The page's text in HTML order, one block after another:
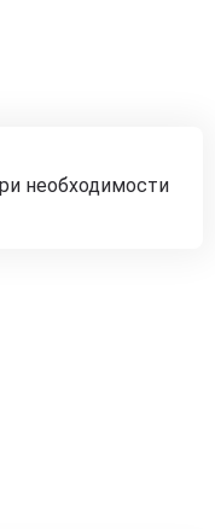
необходимости